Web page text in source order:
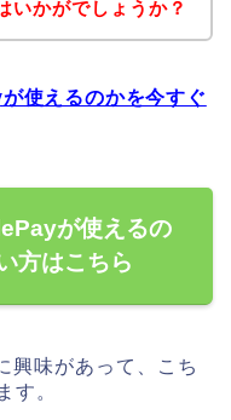
いかがでしょうか？
使えるのかを今すぐ
が使えるの
方はこちら
興味があって、こち
す。